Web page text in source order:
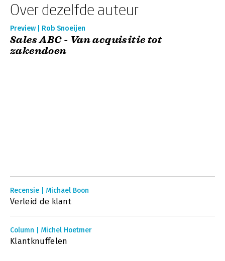
Over dezelfde auteur
Preview | Rob Snoeijen
Sales ABC - Van acquisitie tot
zakendoen
Recensie | Michael Boon
Verleid de klant
Column | Michel Hoetmer
Klantknuffelen